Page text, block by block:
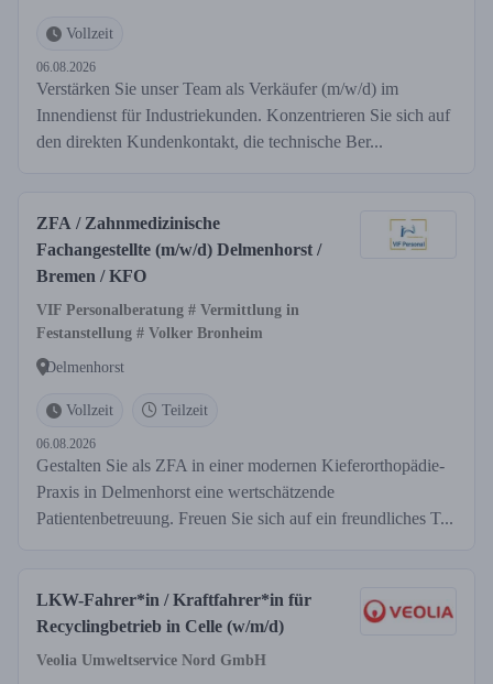
Vollzeit
06.08.2026
Verstärken Sie unser Team als Verkäufer (m/w/d) im
Innendienst für Industriekunden. Konzentrieren Sie sich auf
den direkten Kundenkontakt, die technische Ber...
ZFA / Zahnmedizinische
Fachangestellte (m/w/d) Delmenhorst /
Bremen / KFO
VIF Personalberatung # Vermittlung in
Festanstellung # Volker Bronheim
Delmenhorst
Vollzeit Teilzeit
06.08.2026
Gestalten Sie als ZFA in einer modernen Kieferorthopädie-
Praxis in Delmenhorst eine wertschätzende
Patientenbetreuung. Freuen Sie sich auf ein freundliches T...
LKW-Fahrer*in / Kraftfahrer*in für
Recyclingbetrieb in Celle (w/m/d)
Veolia Umweltservice Nord GmbH